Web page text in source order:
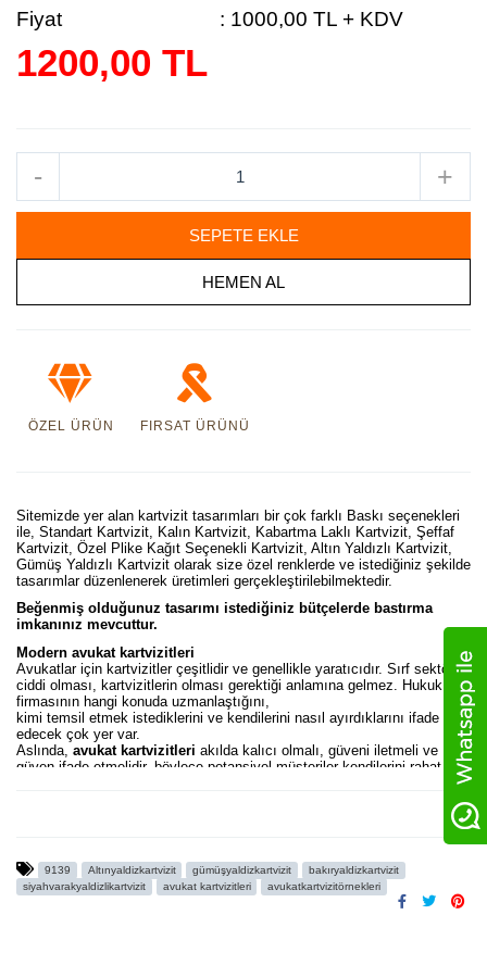
Fiyat : 1000,00 TL + KDV
1200,00 TL
- +
SEPETE EKLE
HEMEN AL
ÖZEL ÜRÜN FIRSAT ÜRÜNÜ
Sitemizde yer alan kartvizit tasarımları bir çok farklı Baskı seçenekleri
ile, Standart Kartvizit, Kalın Kartvizit, Kabartma Laklı Kartvizit, Şeffaf
Kartvizit, Özel Plike Kağıt Seçenekli Kartvizit, Altın Yaldızlı Kartvizit,
Gümüş Yaldızlı Kartvizit olarak size özel renklerde ve istediğiniz şekilde
tasarımlar düzenlenerek üretimleri gerçekleştirilebilmektedir.
Beğenmiş olduğunuz tasarımı istediğiniz bütçelerde bastırma
imkanınız mevcuttur.
Modern avukat kartvizitleri
Avukatlar için kartvizitler çeşitlidir ve genellikle yaratıcıdır. Sırf sektörün
ciddi olması, kartvizitlerin olması gerektiği anlamına gelmez. Hukuk
firmasının hangi konuda uzmanlaştığını,
kimi temsil etmek istediklerini ve kendilerini nasıl ayırdıklarını ifade
edecek çok yer var.
Aslında, avukat kartvizitleri akılda kalıcı olmalı, güveni iletmeli ve
güven ifade etmelidir, böylece potansiyel müşteriler kendilerini rahat
karviztlerin videolarınıhttps://fikirtakimi.com/video-katalog
örnekleriniAVUKAT KARTVİZİTLERİbaşlığı altında sizler için derledik.
9139 Altınyaldizkartvizit gümüşyaldizkartvizit
bakıryaldizkartvizit
siyahvarakyaldizlikartvizit
avukat kartvizitleri avukatkartvizitörnekleri